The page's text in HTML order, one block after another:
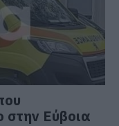
στην Εύβοια